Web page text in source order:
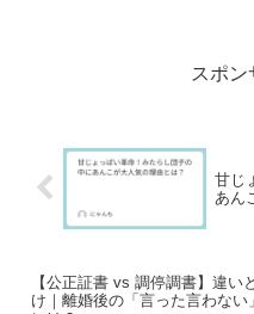
スポン
甘じ
あん
【公正証書 vs 調停調書】違い
け｜離婚後の「言った言わない